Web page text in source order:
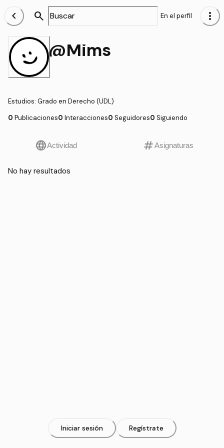
chevron_left search En el perfil more_vert
@Mims
Estudios: Grado en Derecho (UDL)
0 Publicaciones0 Interacciones0 Seguidores0 Siguiendo
languageActividad tagAsignaturas
No hay resultados
Iniciar sesión Regístrate